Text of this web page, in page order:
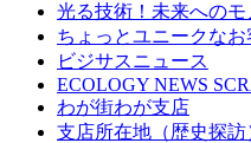
光る技術！未来へのモ
ちょっとユニークなお
ビジサスニュース
ECOLOGY NEWS
わが街わが支店
支店所在地（歴史探訪